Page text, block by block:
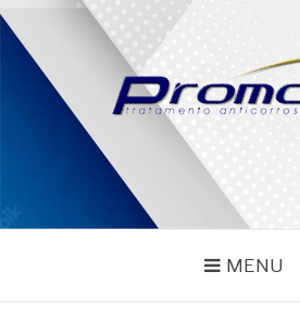
Pular
para
conteúdo
PROMAR
MENU